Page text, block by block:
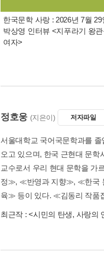
한국문학 사랑 : 2026년 7월 29
박상영 인터뷰 <지푸라기 왕
여자>
정호웅 (지은이) 저자파일
서울대학교 국어국문학과를
오고 있으며, 한국 근현대 문
교수로서 우리 현대 문학을
정≫, ≪반영과 지향≫, ≪한국
육≫ 등이 있다. ≪김동리 작
최근작 :<시민의 탄생, 사랑의